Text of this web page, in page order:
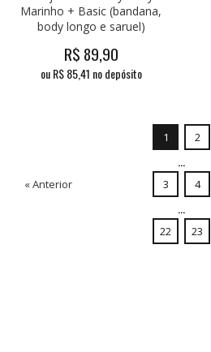
Marinho + Basic (bandana,
body longo e saruel)
R$ 89,90
ou R$85,41 no depósito
« Anterior
1 2
...
3 4
...
22 23